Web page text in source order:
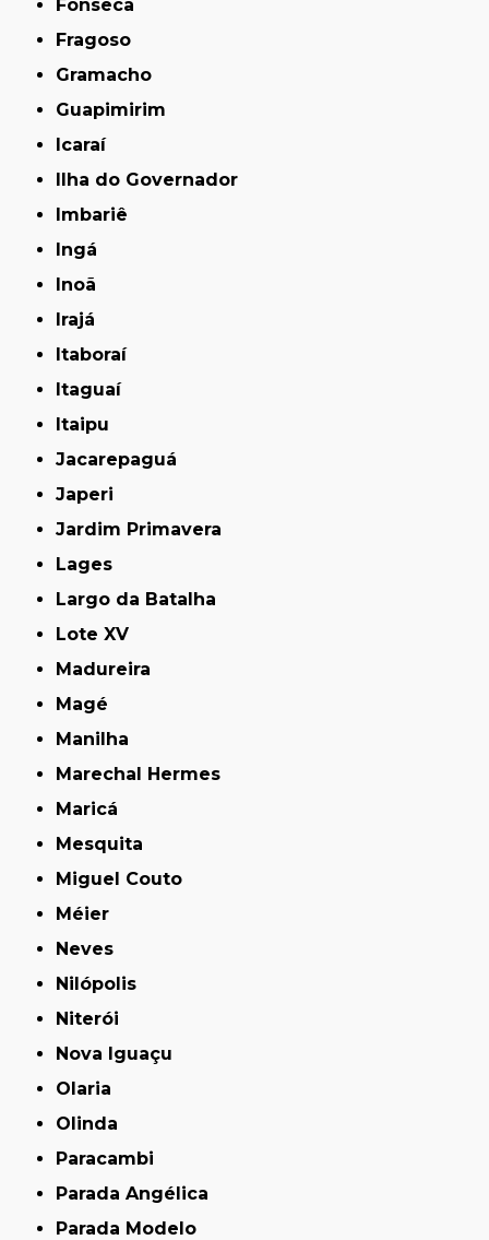
Fonseca
Fragoso
Gramacho
Guapimirim
Icaraí
Ilha do Governador
Imbariê
Ingá
Inoã
Irajá
Itaboraí
Itaguaí
Itaipu
Jacarepaguá
Japeri
Jardim Primavera
Lages
Largo da Batalha
Lote XV
Madureira
Magé
Manilha
Marechal Hermes
Maricá
Mesquita
Miguel Couto
Méier
Neves
Nilópolis
Niterói
Nova Iguaçu
Olaria
Olinda
Paracambi
Parada Angélica
Parada Modelo